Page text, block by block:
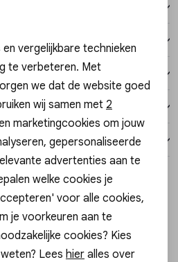
in de winkel
cookies
cookies
vergelijkbare technieken
te verbeteren. Met
we dat de website goed
wij samen met 2
marketingcookies om jouw
gepersonaliseerde
advertenties aan te
welke cookies je
voor alle cookies,
je voorkeuren aan te
cookies? Kies
Lees hier alles over